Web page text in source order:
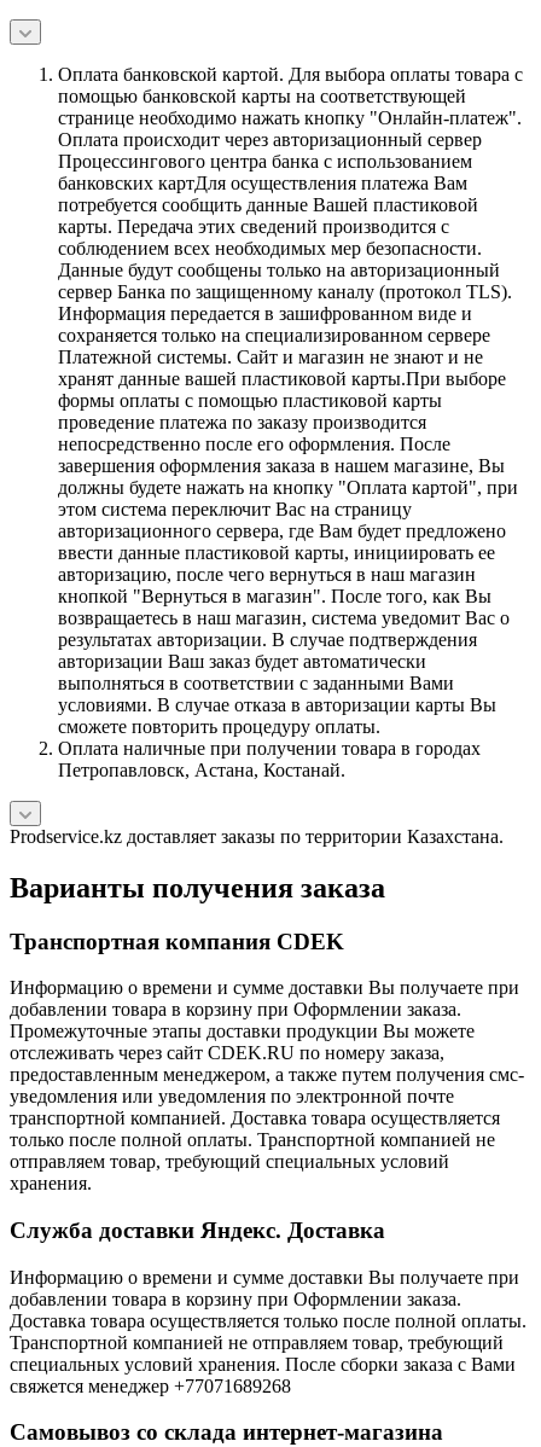
Оплата банковской картой. Для выбора оплаты товара с
помощью банковской карты на соответствующей
странице необходимо нажать кнопку "Онлайн-платеж".
Оплата происходит через авторизационный сервер
Процессингового центра банка с использованием
банковских картДля осуществления платежа Вам
потребуется сообщить данные Вашей пластиковой
карты. Передача этих сведений производится с
соблюдением всех необходимых мер безопасности.
Данные будут сообщены только на авторизационный
сервер Банка по защищенному каналу (протокол TLS).
Информация передается в зашифрованном виде и
сохраняется только на специализированном сервере
Платежной системы. Сайт и магазин не знают и не
хранят данные вашей пластиковой карты.При выборе
формы оплаты с помощью пластиковой карты
проведение платежа по заказу производится
непосредственно после его оформления. После
завершения оформления заказа в нашем магазине, Вы
должны будете нажать на кнопку "Оплата картой", при
этом система переключит Вас на страницу
авторизационного сервера, где Вам будет предложено
ввести данные пластиковой карты, инициировать ее
авторизацию, после чего вернуться в наш магазин
кнопкой "Вернуться в магазин". После того, как Вы
возвращаетесь в наш магазин, система уведомит Вас о
результатах авторизации. В случае подтверждения
авторизации Ваш заказ будет автоматически
выполняться в соответствии с заданными Вами
условиями. В случае отказа в авторизации карты Вы
сможете повторить процедуру оплаты.
Оплата наличные при получении товара в городах
Петропавловск, Астана, Костанай.
Prodservice.kz доставляет заказы по территории Казахстана.
Варианты получения заказа
Транспортная компания CDEK
Информацию о времени и сумме доставки Вы получаете при
добавлении товара в корзину при Оформлении заказа.
Промежуточные этапы доставки продукции Вы можете
отслеживать через сайт CDEK.RU по номеру заказа,
предоставленным менеджером, а также путем получения смс-
уведомления или уведомления по электронной почте
транспортной компанией. Доставка товара осуществляется
только после полной оплаты. Транспортной компанией не
отправляем товар, требующий специальных условий
хранения.
Служба доставки Яндекс. Доставка
Информацию о времени и сумме доставки Вы получаете при
добавлении товара в корзину при Оформлении заказа.
Доставка товара осуществляется только после полной оплаты.
Транспортной компанией не отправляем товар, требующий
специальных условий хранения. После сборки заказа с Вами
свяжется менеджер +77071689268
Самовывоз со склада интернет-магазина